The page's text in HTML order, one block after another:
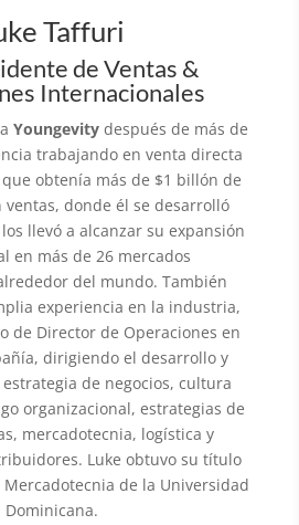
Taffuri
de Ventas &
Internacionales
aYoungevity después de más de
trabajando en venta directa
obtenía más de $1 billón de
ventas, donde él se desarrolló
llevó a alcanzar su expansión
en más de 26 mercados
del mundo. También
experiencia en la industria,
de Director de Operaciones en
dirigiendo el desarrollo y
de negocios, cultura
organizacional, estrategias de
mercadotecnia, logística y
Luke obtuvo su título
de la Universidad
Dominicana.